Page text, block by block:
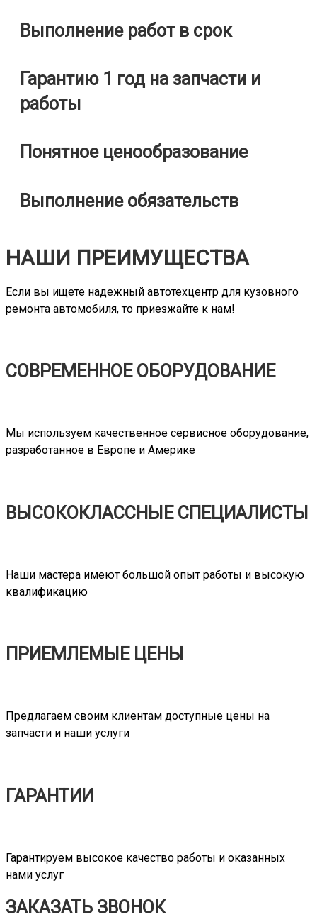
Выполнение работ в срок
Гарантию 1 год на запчасти и
работы
Понятное ценообразование
Выполнение обязательств
НАШИ ПРЕИМУЩЕСТВА
Если вы ищете надежный автотехцентр для кузовного
ремонта автомобиля, то приезжайте к нам!
СОВРЕМЕННОЕ ОБОРУДОВАНИЕ
Мы используем качественное сервисное оборудование,
разработанное в Европе и Америке
ВЫСОКОКЛАССНЫЕ СПЕЦИАЛИСТЫ
Наши мастера имеют большой опыт работы и высокую
квалификацию
ПРИЕМЛЕМЫЕ ЦЕНЫ
Предлагаем своим клиентам доступные цены на
запчасти и наши услуги
ГАРАНТИИ
Гарантируем высокое качество работы и оказанных
нами услуг
ЗАКАЗАТЬ ЗВОНОК